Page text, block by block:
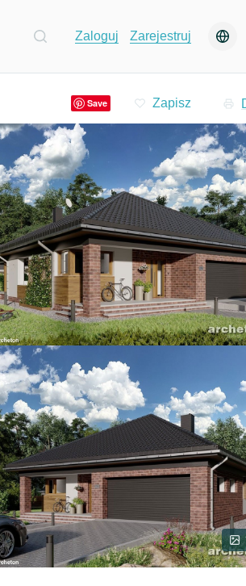
Zaloguj Zarejestruj
Save